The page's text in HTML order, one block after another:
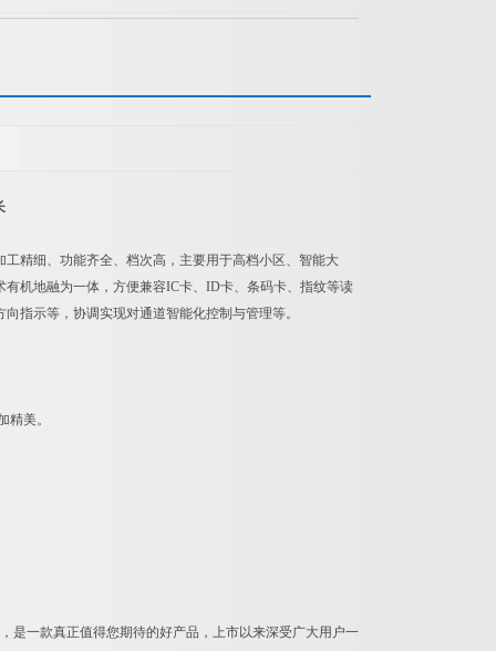
精细、功能齐全、档次高，主要用于高档小区、智能大
机地融为一体，方便兼容IC卡、ID卡、条码卡、指纹等读
指示等，协调实现对通道智能化控制与管理等。
美。
一款真正值得您期待的好产品，上市以来深受广大用户一